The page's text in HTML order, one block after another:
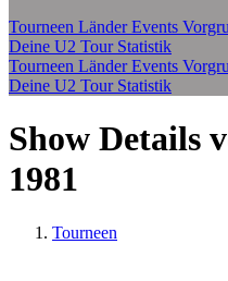
Tourneen LänderEvents
Deine U2 Tour Statistik
Tourneen LänderEvents
Deine U2 Tour Statistik
Show Details
1981
Tourneen